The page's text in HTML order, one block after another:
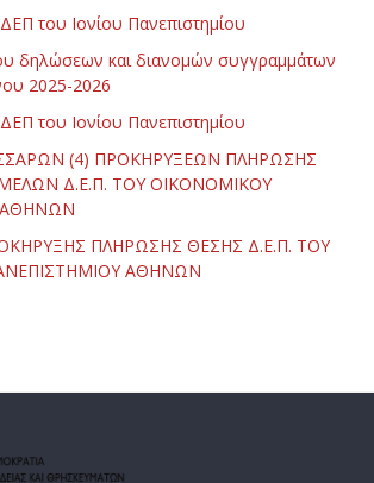
του Ιονίου Πανεπιστημίου
δηλώσεων και διανομών συγγραμμάτων
2025-2026
του Ιονίου Πανεπιστημίου
(4) ΠΡΟΚΗΡΥΞΕΩΝ ΠΛΗΡΩΣΗΣ
Δ.Ε.Π. ΤΟΥ ΟΙΚΟΝΟΜΙΚΟΥ
ΑΘΗΝΩΝ
ΠΛΗΡΩΣΗΣ ΘΕΣΗΣ Δ.Ε.Π. ΤΟΥ
ΑΘΗΝΩΝ